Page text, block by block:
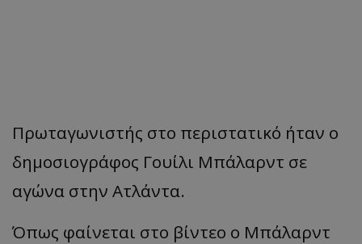
Πρωταγωνιστής στο περιστατικό ήταν ο
δημοσιογράφος Γουίλι Μπάλαρντ σε
αγώνα στην Ατλάντα.
Όπως φαίνεται στο βίντεο ο Μπάλαρντ